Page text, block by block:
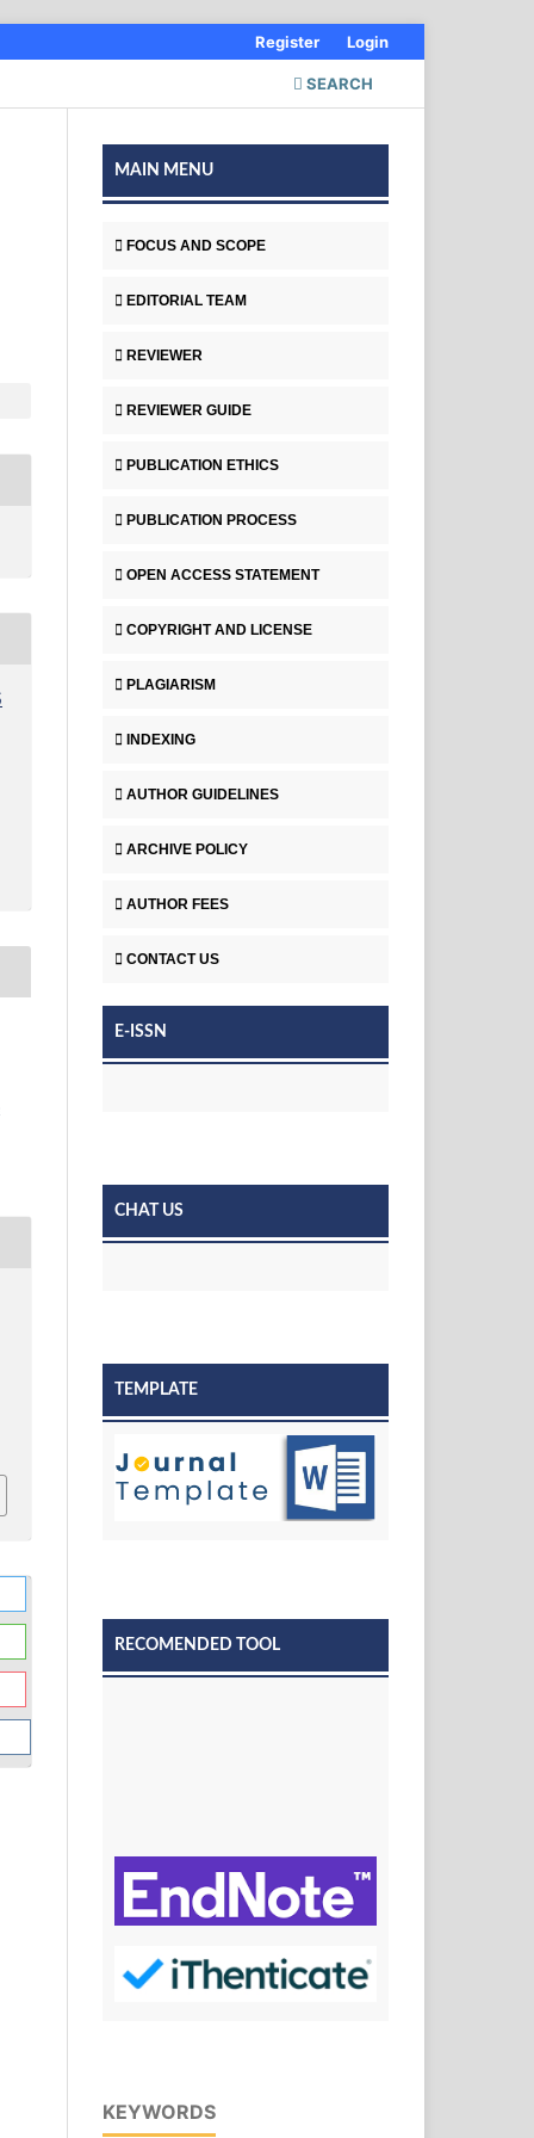
SEARCH
Register Login
MAIN MENU
FOCUS AND SCOPE
EDITORIAL TEAM
REVIEWER
REVIEWER GUIDE
PUBLICATION ETHICS
PUBLICATION PROCESS
OPEN ACCESS STATEMENT
COPYRIGHT AND LICENSE
PLAGIARISM
INDEXING
AUTHOR GUIDELINES
ARCHIVE POLICY
AUTHOR FEES
CONTACT US
E-ISSN
CHAT US
TEMPLATE
RECOMENDED TOOL
KEYWORDS